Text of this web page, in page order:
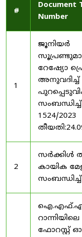
#
Document
Number
1
ജൂനിയർ
റേഷ്യോ
1524/2023
2
സർക്കിൾ
കായിക
സംബന്ധിച്ച്
ഫോറസ്റ്റ്